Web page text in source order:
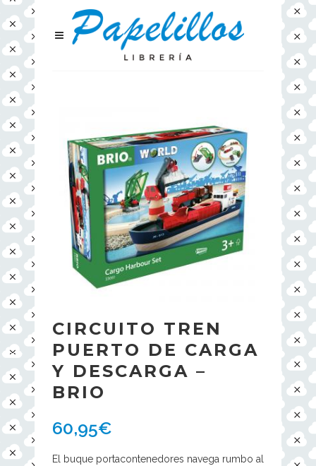
CIRCUITO TREN
PUERTO DE CARGA
Y DESCARGA –
BRIO
60,95€
El buque portacontenedores navega rumbo al